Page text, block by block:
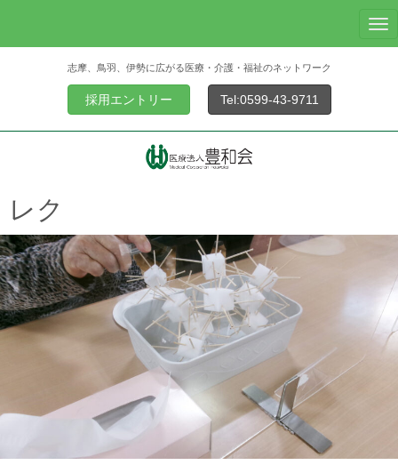
N
a
a
志摩、鳥羽、伊勢に広がる医療・介護・福祉のネットワーク
採用エントリー Tel:0599-43-9711
レク